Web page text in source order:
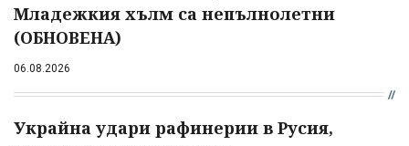
Младежкия хълм са непълнолетни
(ОБНОВЕНА)
06.08.2026
Украйна удари рафинерии в Русия,